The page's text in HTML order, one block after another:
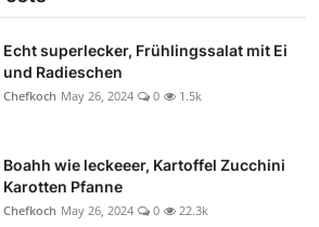
Echt superlecker, Frühlingssalat mit Ei
und Radieschen
Chefkoch May 26, 2024 0 1.5k
Boahh wie leckeeer, Kartoffel Zucchini
Karotten Pfanne
Chefkoch May 26, 2024 0 22.3k